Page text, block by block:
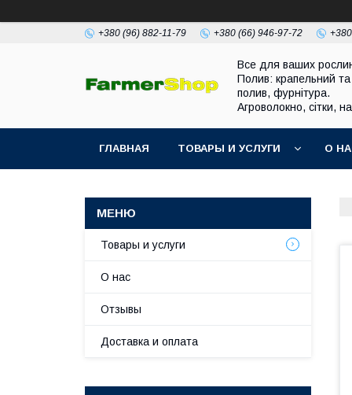
+380 (96) 882-11-79 +380 (66) 946-97-72
Все для ваших
Полив: крапельний та
полив, фурнітура.
Агроволокно, сітки,
ГЛАВНАЯ ТОВАРЫ И УСЛУГИ О
Товары и услуги
О нас
Отзывы
Доставка и оплата